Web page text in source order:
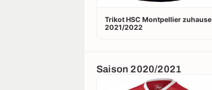
Trikot HSC Montpellier zuhause
2021/2022
Saison 2020/2021